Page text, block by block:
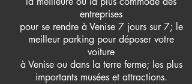
entreprises
pour se rendre à Venise 7 jours sur 7; le
meilleur parking pour déposer votre
voiture
à Venise ou dans la terre ferme; les plus
importants musées et attractions.